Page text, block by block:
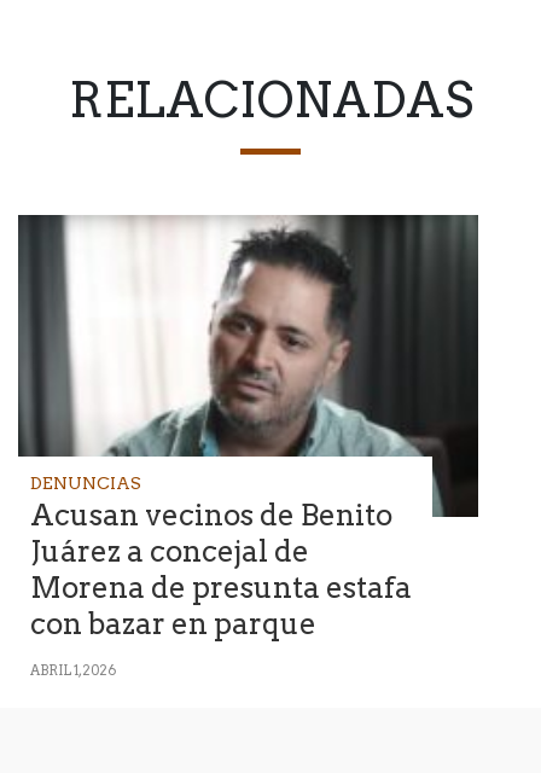
RELACIONADAS
DENUNCIAS
Acusan vecinos de Benito
Juárez a concejal de
Morena de presunta estafa
con bazar en parque
ABRIL 1, 2026